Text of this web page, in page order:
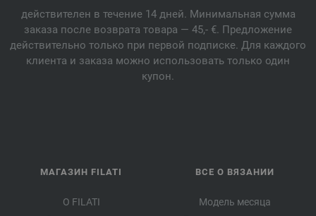
действителен в течение 14 дней. Минимальная сумма
заказа после возврата товара — 45,- €. Предложение
действительно только при первой подписке. Для каждого
клиента и заказа можно использовать только один
купон.
МАГАЗИН FILATI
О FILATI
ВСЕ О ВЯЗАНИИ
Модель месяца